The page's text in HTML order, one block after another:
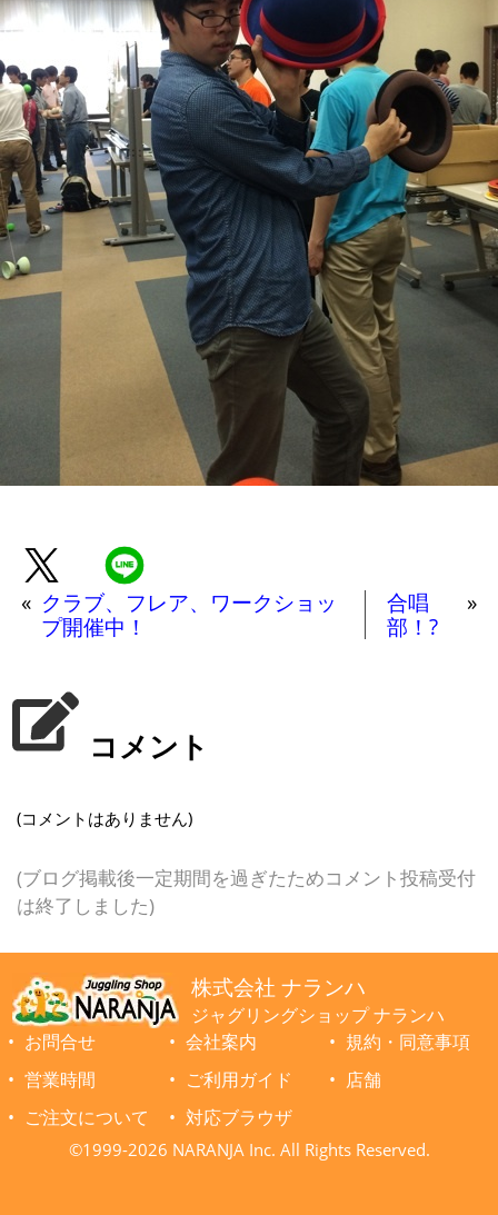
« クラブ、フレア、ワークショッ
プ開催中！
合唱
部！?
»
コメント
(コメントはありません)
(ブログ掲載後一定期間を過ぎたためコメント投稿受付
は終了しました)
株式会社 ナランハ
ジャグリングショップ ナランハ
お問合せ
会社案内
規約・同意事項
営業時間
ご利用ガイド
店舗
ご注文について
対応ブラウザ
©1999-2026 NARANJA Inc. All Rights Reserved.